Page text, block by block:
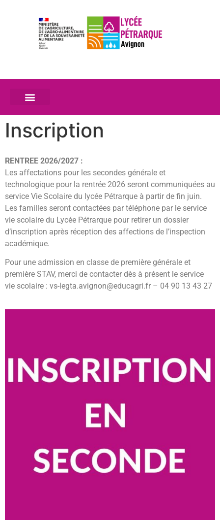
Inscription
RENTREE 2026/2027 :
Les affectations pour les secondes générale et
technologique pour la rentrée 2026 seront communiquées au
service Vie Scolaire du lycée Pétrarque à partir de fin juin.
Les familles seront contactées par téléphone par le service
vie scolaire du Lycée Pétrarque pour retirer un dossier
d’inscription après réception des affections de l’inspection
académique.
Pour une admission en classe de première générale et
première STAV, merci de contacter dès à présent le service
vie scolaire : vs-legta.avignon@educagri.fr – 04 90 13 43 27